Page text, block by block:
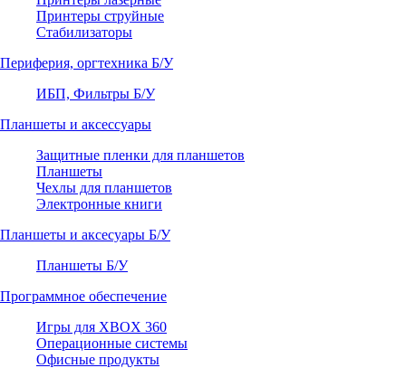
Принтеры струйные
Стабилизаторы
Периферия, оргтехника Б/У
ИБП, Фильтры Б/У
Планшеты и аксессуары
Защитные пленки для планшетов
Планшеты
Чехлы для планшетов
Электронные книги
Планшеты и аксесуары Б/У
Планшеты Б/У
Программное обеспечение
Игры для XBOX 360
Операционные системы
Офисные продукты